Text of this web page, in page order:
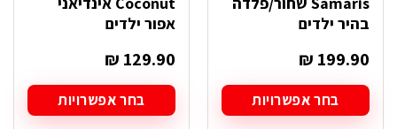
בהיר ילדים
₪ 199.90
בחר אפשרויות
אפור ילדים
₪ 129.90
בחר אפשרויות